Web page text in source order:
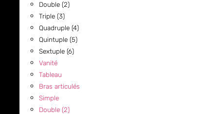
Double (2)
Triple (3)
Quadruple (4)
Quintuple (5)
Sextuple (6)
Vanité
Tableau
Bras articulés
Simple
Double (2)